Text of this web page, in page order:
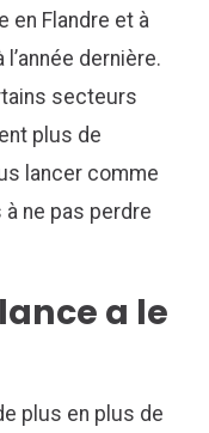
en Flandre et à
dernière.
secteurs
plus de
lancer comme
ne pas perdre
a le
plus en plus de